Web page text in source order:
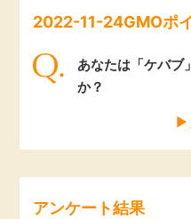
新着
高還元 エンタメ
暮らし
2022-11-24GMOポ
あなたは「ケバブ
か？
▶︎
アンケート結果